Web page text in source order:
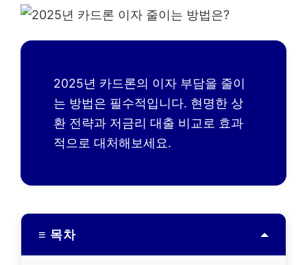
2025년 카드론의 이자 부담을 줄이
는 방법은 필수적입니다. 현명한 상
환 전략과 저금리 대출 비교로 효과
적으로 대처해보세요.
≡ 목차